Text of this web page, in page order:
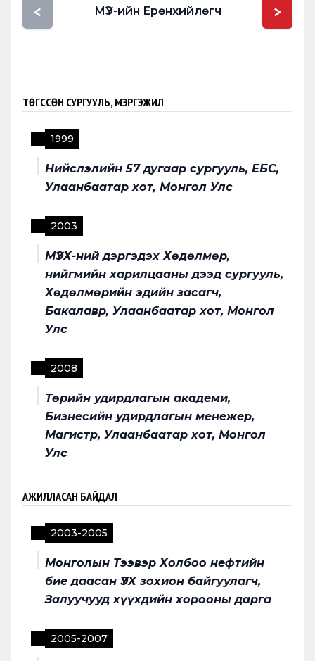
< МҮЭ-ийн Ерөнхийлөгч >
ТӨГССӨН СУРГУУЛЬ, МЭРГЭЖИЛ
1999
Нийслэлийн 57 дугаар сургууль, ЕБС,
Улаанбаатар хот, Монгол Улс
2003
МҮЭХ-ний дэргэдэх Хөдөлмөр,
нийгмийн харилцааны дээд сургууль,
Хөдөлмөрийн эдийн засагч,
Бакалавр, Улаанбаатар хот, Монгол
Улс
2008
Төрийн удирдлагын академи,
Бизнесийн удирдлагын менежер,
Магистр, Улаанбаатар хот, Монгол
Улс
АЖИЛЛАСАН БАЙДАЛ
2003-2005
Монголын Тээвэр Холбоо нефтийн
бие даасан ҮЭХ зохион байгуулагч,
Залуучууд хүүхдийн хорооны дарга
2005-2007